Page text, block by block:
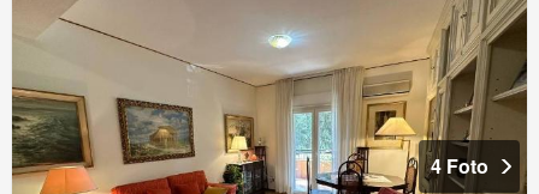
4 Foto